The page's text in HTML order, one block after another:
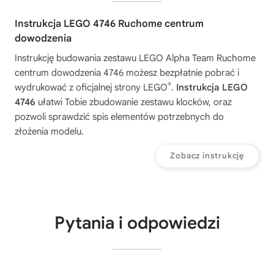
Instrukcja LEGO 4746 Ruchome centrum
dowodzenia
Instrukcję budowania zestawu LEGO Alpha Team Ruchome
centrum dowodzenia 4746 możesz bezpłatnie pobrać i
wydrukować z oficjalnej strony LEGO®. Instrukcja LEGO
4746 ułatwi Tobie zbudowanie zestawu klocków, oraz
pozwoli sprawdzić spis elementów potrzebnych do
złożenia modelu.
Zobacz instrukcję
Pytania i odpowiedzi